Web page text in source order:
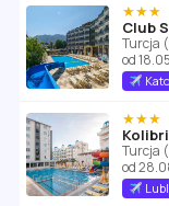
★★★
Club
Turcja
od
★★★
Kolibri
Turcja
od